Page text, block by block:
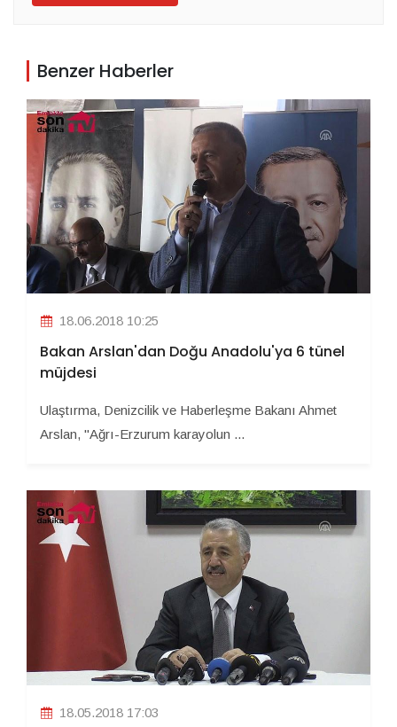
Benzer Haberler
18.06.2018 10:25
Bakan Arslan'dan Doğu Anadolu'ya 6 tünel
müjdesi
Ulaştırma, Denizcilik ve Haberleşme Bakanı Ahmet
Arslan, "Ağrı-Erzurum karayolun ...
18.05.2018 17:03